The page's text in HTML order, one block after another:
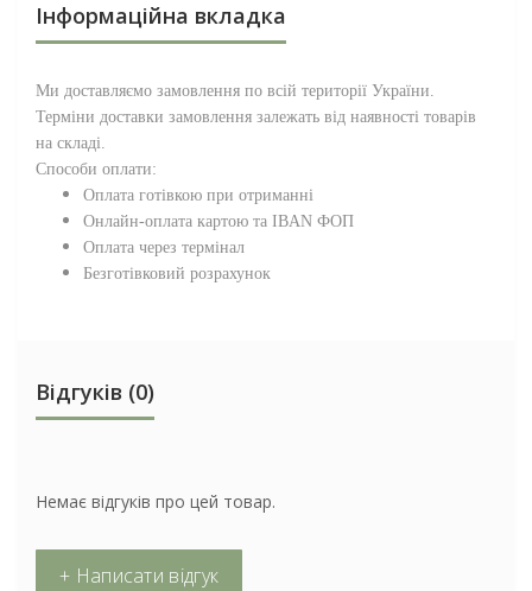
Інформаційна вкладка
Ми доставляємо замовлення по всій території України.
Терміни доставки замовлення залежать від наявності товарів
на складі.
Способи оплати:
Оплата готівкою при отриманні
Онлайн-оплата картою та IBAN ФОП
Оплата через термінал
Безготівковий розрахунок
Відгуків (0)
Немає відгуків про цей товар.
+ Написати відгук